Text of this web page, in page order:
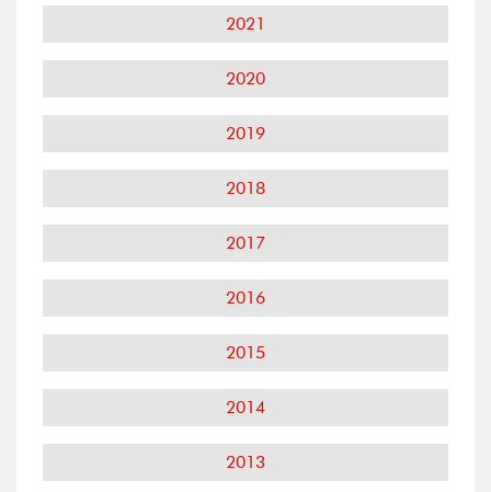
2021
2020
2019
2018
2017
2016
2015
2014
2013